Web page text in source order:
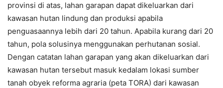
provinsi di atas, lahan garapan dapat dikeluarkan dari
kawasan hutan lindung dan produksi apabila
penguasaannya lebih dari 20 tahun. Apabila kurang dari 20
tahun, pola solusinya menggunakan perhutanan sosial.
Dengan catatan lahan garapan yang akan dikeluarkan dari
kawasan hutan tersebut masuk kedalam lokasi sumber
tanah obyek reforma agraria (peta TORA) dari kawasan